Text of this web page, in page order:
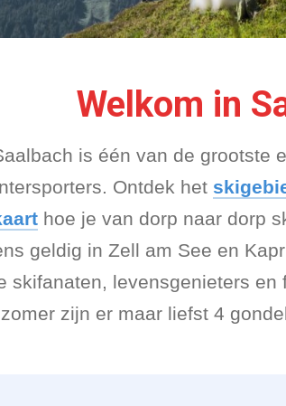
Welkom in
is één van de grootste
Ontdek het
hoe je van dorp naar dorp
geldig in Zell am See en
skifanaten, levensgenieters
zijn er maar liefst 4